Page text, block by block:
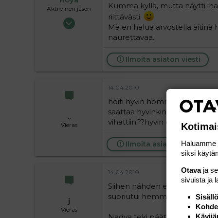
Aktiivinen jäsen
21.04.2007
Kumma kyllä, mutta näytti
riittävästi.
Mä en halua arvostella
naurettavaa.
Ilmoita asiaton viesti
..
Vieras
14.04.2010
hoiti hyvin hommansa. entä
saattaa hyvinkin olla 14 lasta.
vihattiin.??hyvin elätti
Ilmoita asiaton viesti
j
Vieras
14.04.2010
Siihen nähden että yh-äidillä
suoriutui hemmetin paljon
Haluamme
siksi
Otavaja
sivuista ja